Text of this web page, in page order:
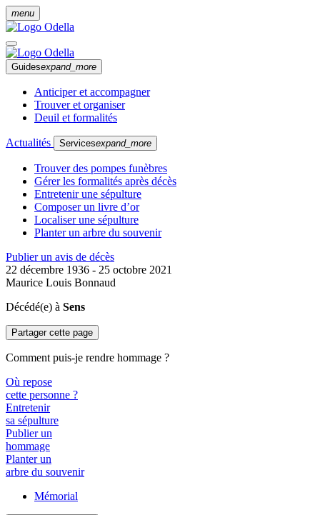
menu
Guidesexpand_more
Anticiper et accompagner
Trouver et organiser
Deuil et formalités
Actualités Servicesexpand_more
Trouver des pompes funèbres
Gérer les formalités après décès
Entretenir une sépulture
Composer un livre d’or
Localiser une sépulture
Planter un arbre du souvenir
Publier un avis de décès
22 décembre 1936 - 25 octobre 2021
Maurice Louis Bonnaud
Décédé(e) à Sens
Partager cette page
Comment puis-je rendre hommage ?
Où repose
cette personne ?
Entretenir
sa sépulture
Publier un
hommage
Planter un
arbre du souvenir
Mémorial